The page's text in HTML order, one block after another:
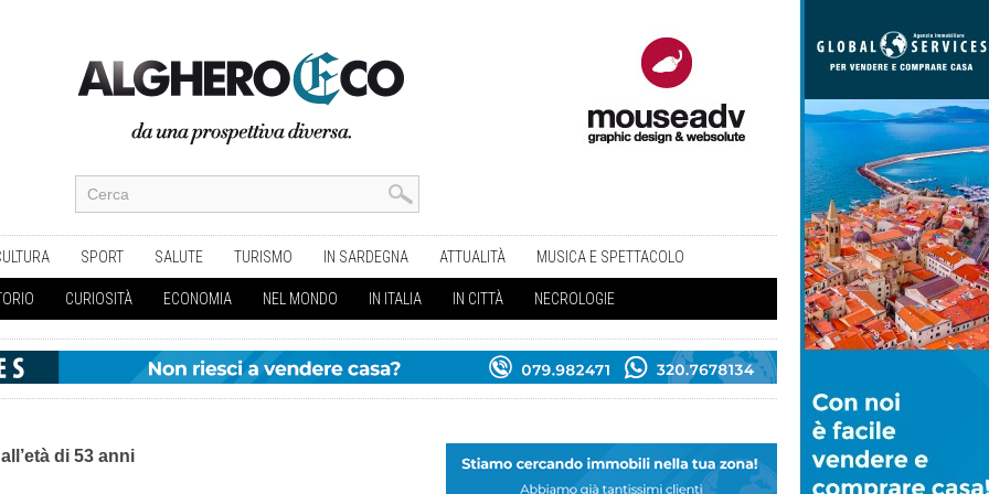
SPORT SALUTE TURISMO IN SARDEGNA ATTUALITÀ MUSICA E SPETTACOLO
CURIOSITÀ ECONOMIA NEL MONDO IN ITALIA IN CITTÀ NECROLOGIE
di 53 anni